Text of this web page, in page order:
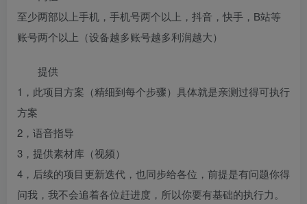
至少两部以上手机，手机号两个以上，抖音，快手，B站等
账号两个以上（设备越多账号越多利润越大）
提供
1，此项目方案（精细到每个步骤）具体就是亲测过得可执行
方案
2，语音指导
3，提供素材库（视频）
4，后续的项目更新迭代，也同步给各位，前提是有问题你得
问我，我不会追着各位赶进度，所以你要有基础的执行力。